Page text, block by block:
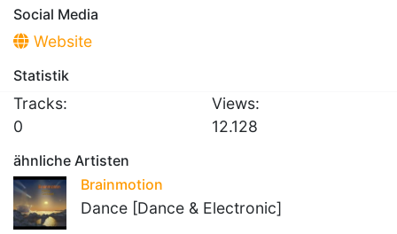
Social Media
Website
Statistik
Tracks:
0
Views:
12.128
ähnliche Artisten
Brainmotion
Dance [Dance & Electronic]